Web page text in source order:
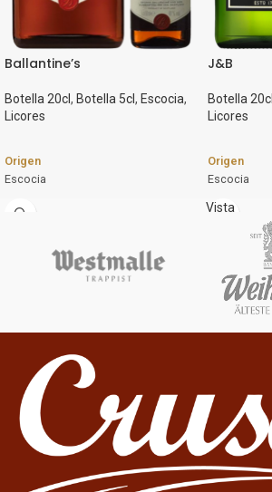
Ballantine’s
Botella 20cl, Botella 5cl, Escocia,
Licores
Origen
Escocia
Marca
Scotch Whisky
Descripción
Whisky escocés mezclado de 40%
alc./vol., obtenido a través de la
mezcla de whiskies de malta y
cereales cuidadosamente
seleccionados, cuya fabricación
inició en 1827 por George Ballantine.
J&B
Botella 20cl
Licores
Origen
Escocia
Marca
Whiskey
Formato
6 x 20cl
Vista